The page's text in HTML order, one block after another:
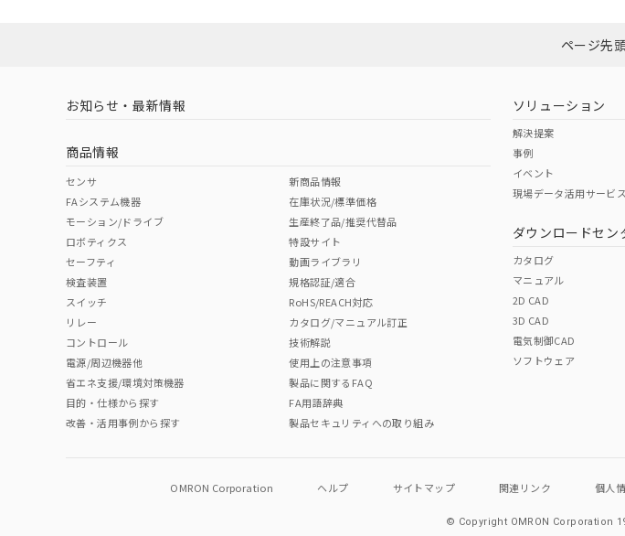
ダウンロードはこちら
中国 RoHS 注意事項・凡例
中国 RoHS表
Pb Hg Cr(VI)
"対応済み"や非含有の記載がされた商品であっても、流通在庫等で未対応品が混在する可能性が
非含有品が必要な際は、弊社営業部門もしくは販売店へお問い合わせください。
ページ先
お知らせ・最新情報
商品情報
センサ
FAシステム機器
モーション/ドライブ
ロボティクス
セーフティ
検査装置
スイッチ
リレー
コントロール
電源/周辺機器他
省エネ支援/環境対策機器
目的・仕様から探す
改善・活用事例から探す
新商品情報
在庫状況/標準価格
生産終了品/推奨代替品
特設サイト
動画ライブラリ
規格認証/適合
RoHS/REACH対応
カタログ/マニュアル訂正
技術解説
使用上の注意事項
製品に関するFAQ
FA用語辞典
製品セキュリティへの取り組み
ソリューション
解決提案
事例
イベント
現場データ活用サービ
ダウンロードセン
カタログ
マニュアル
2D CAD
3D CAD
電気制御CAD
ソフトウェア
OMRON Corporation ヘルプ サイトマップ 関連リンク 個人
© Copyright OMRON Corporation